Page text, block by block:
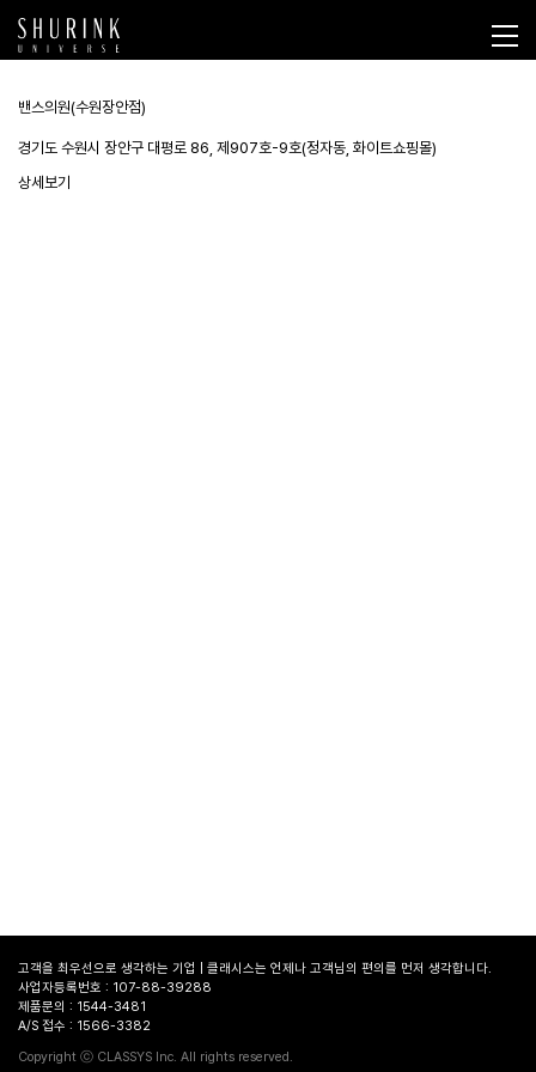
밴스의원(수원장안점)
경기도 수원시 장안구 대평로 86, 제907호-9호(정자동, 화이트쇼핑몰)
상세보기
고객을 최우선으로 생각하는 기업 | 클래시스는 언제나 고객님의 편의를 먼저 생각합니다.
사업자등록번호 : 107-88-39288
제품문의 : 1544-3481
A/S 접수 : 1566-3382
Copyright ⓒ CLASSYS Inc. All rights reserved.